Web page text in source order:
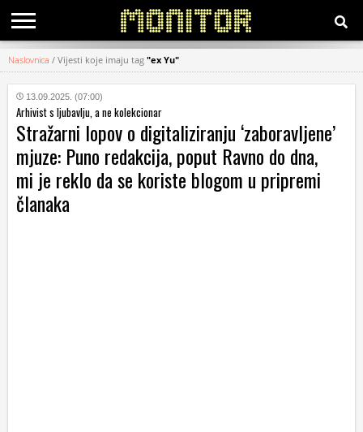
KATEGORIJE
HRVATSKI
WEB
Naslovnica / Vijesti koje imaju tag "ex Yu"
13.09.2025. (07:00)
Arhivist s ljubavlju, a ne kolekcionar
Stražarni lopov o digitaliziranju ‘zaboravljene’
mjuze: Puno redakcija, poput Ravno do dna,
mi je reklo da se koriste blogom u pripremi
članaka